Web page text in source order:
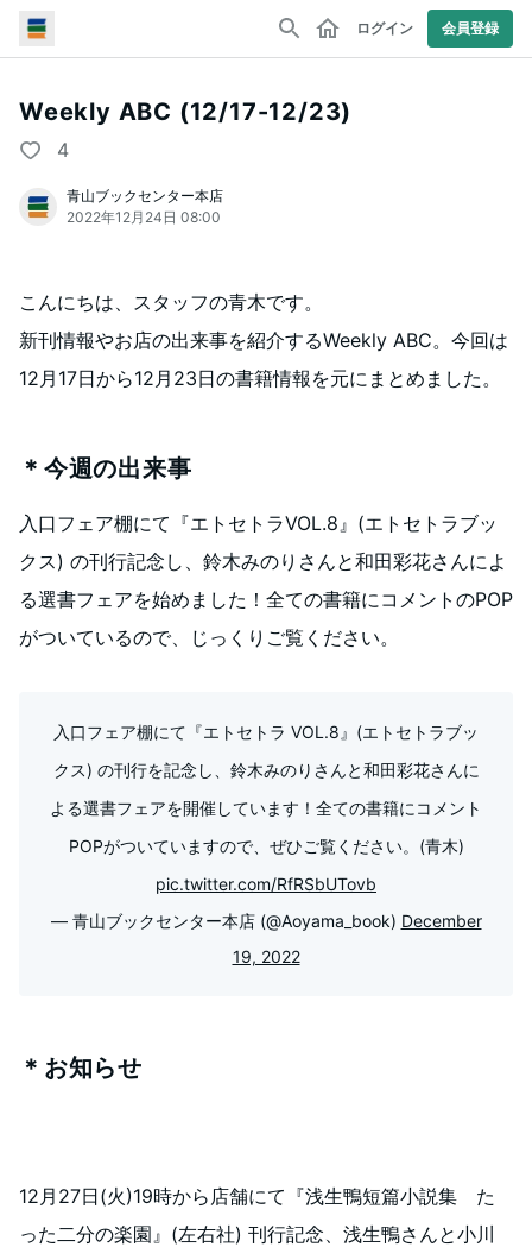
ログイン 会員登録
Weekly ABC (12/17-12/23)
4
青山ブックセンター本店
2022年12月24日 08:00
こんにちは、スタッフの青木です。
新刊情報やお店の出来事を紹介するWeekly ABC。今回は
12月17日から12月23日の書籍情報を元にまとめました。
＊今週の出来事
入口フェア棚にて『エトセトラVOL.8』(エトセトラブッ
クス) の刊行記念し、鈴木みのりさんと和田彩花さんによ
る選書フェアを始めました！全ての書籍にコメントのPOP
がついているので、じっくりご覧ください。
入口フェア棚にて『エトセトラ VOL.8』(エトセトラブッ
クス) の刊行を記念し、鈴木みのりさんと和田彩花さんに
よる選書フェアを開催しています！全ての書籍にコメント
POPがついていますので、ぜひご覧ください。(青木)
pic.twitter.com/RfRSbUTovb
— 青山ブックセンター本店 (@Aoyama_book) December
19, 2022
＊お知らせ
12月27日(火)19時から店舗にて『浅生鴨短篇小説集 た
った二分の楽園』(左右社) 刊行記念、浅生鴨さんと小川